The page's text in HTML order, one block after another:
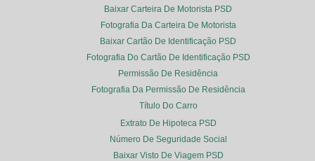
Baixar Carteira De Motorista PSD
Fotografia Da Carteira De Motorista
Baixar Cartão De Identificação PSD
Fotografia Do Cartão De Identificação PSD
Permissão De Residência
Fotografia Da Permissão De Residência
Título Do Carro
Extrato De Hipoteca PSD
Número De Seguridade Social
Baixar Visto De Viagem PSD